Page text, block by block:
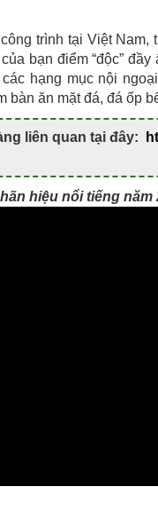
trình tại Việt Nam,
bạn điểm “độc”
hạng mục nội
ăn mặt đá, đá ốp
liên quan tại đây:
hiệu nổi tiếng năm